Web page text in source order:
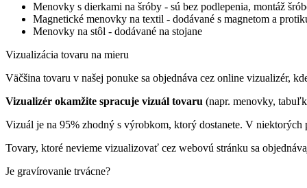
Menovky s dierkami na šróby - sú bez podlepenia, montáž
Magnetické menovky na textil - dodávané s magnetom a
Menovky na stôl - dodávané na stojane
Vizualizácia tovaru na mieru
Väčšina tovaru v našej ponuke sa objednáva cez online vizualizér,
Vizualizér okamžite spracuje vizuál tovaru (napr. menovky,
Vizuál je na 95% zhodný s výrobkom, ktorý dostanete. V
Tovary, ktoré nevieme vizualizovať cez webovú stránku sa
Je gravírovanie trvácne?